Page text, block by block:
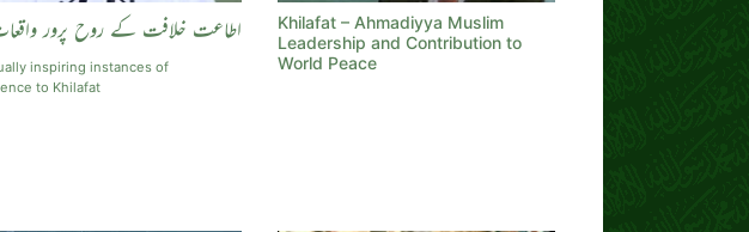
اطاعت خلافت کے روح پرور
inspiring instances of
to Khilafat
Khilafat – Ahmadiyya Muslim
Leadership and Contribution to
World Peace